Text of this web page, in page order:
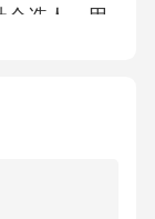
会选人、用